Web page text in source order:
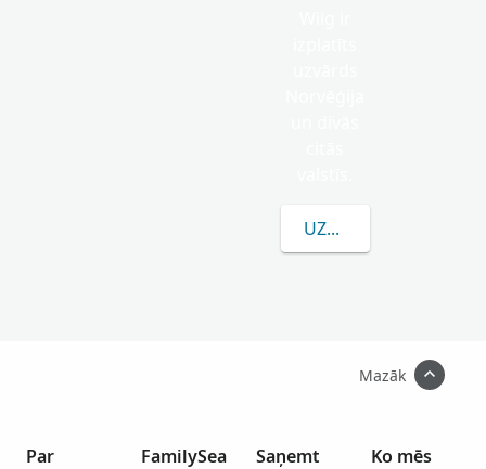
UZZINĀT VAIRĀK PAR
Mazāk
Par
FamilySea
Saņemt
Ko mēs